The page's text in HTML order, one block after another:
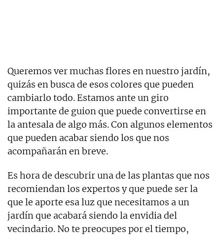
Queremos ver muchas flores en nuestro jardín,
quizás en busca de esos colores que pueden
cambiarlo todo. Estamos ante un giro
importante de guion que puede convertirse en
la antesala de algo más. Con algunos elementos
que pueden acabar siendo los que nos
acompañarán en breve.
Es hora de descubrir una de las plantas que nos
recomiendan los expertos y que puede ser la
que le aporte esa luz que necesitamos a un
jardín que acabará siendo la envidia del
vecindario. No te preocupes por el tiempo,